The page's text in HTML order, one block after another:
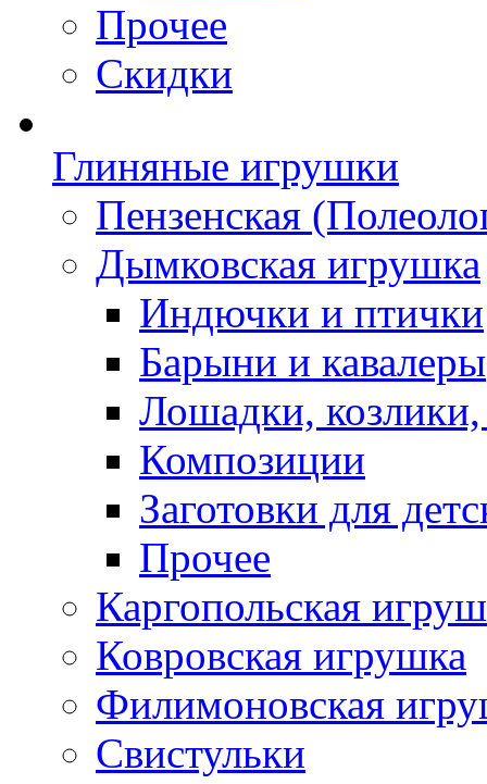
Прочее
Скидки
Глиняные игрушки
Пензенская
Дымковская игрушка
Индючки и птички
Барыни и кавалеры
Лошадки,
Композиции
Заготовки для
Прочее
Каргопольская
Ковровская игрушка
Филимоновская
Свистульки